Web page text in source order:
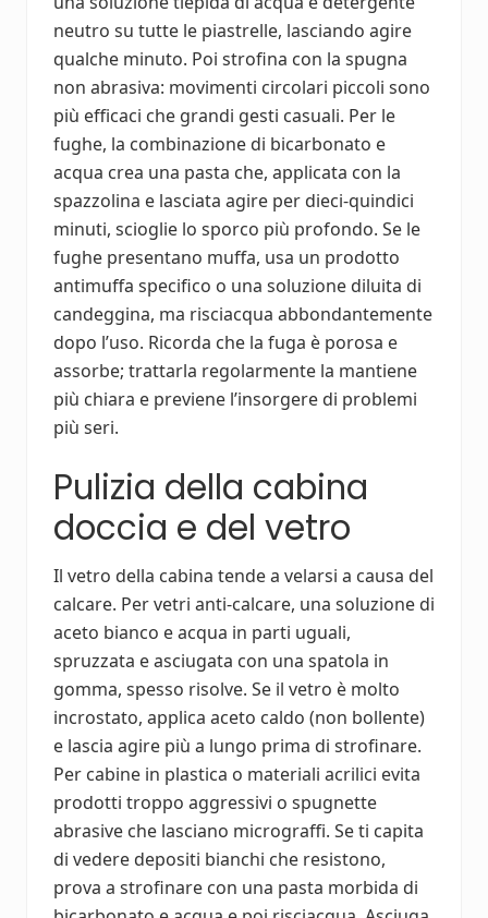
neutro su tutte le piastrelle, lasciando agire
qualche minuto. Poi strofina con la spugna
non abrasiva: movimenti circolari piccoli sono
più efficaci che grandi gesti casuali. Per le
fughe, la combinazione di bicarbonato e
acqua crea una pasta che, applicata con la
spazzolina e lasciata agire per dieci-quindici
minuti, scioglie lo sporco più profondo. Se le
fughe presentano muffa, usa un prodotto
antimuffa specifico o una soluzione diluita di
candeggina, ma risciacqua abbondantemente
dopo l’uso. Ricorda che la fuga è porosa e
assorbe; trattarla regolarmente la mantiene
più chiara e previene l’insorgere di problemi
più seri.
Pulizia della cabina
doccia e del vetro
Il vetro della cabina tende a velarsi a causa del
calcare. Per vetri anti-calcare, una soluzione di
aceto bianco e acqua in parti uguali,
spruzzata e asciugata con una spatola in
gomma, spesso risolve. Se il vetro è molto
incrostato, applica aceto caldo (non bollente)
e lascia agire più a lungo prima di strofinare.
Per cabine in plastica o materiali acrilici evita
prodotti troppo aggressivi o spugnette
abrasive che lasciano micrograffi. Se ti capita
di vedere depositi bianchi che resistono,
prova a strofinare con una pasta morbida di